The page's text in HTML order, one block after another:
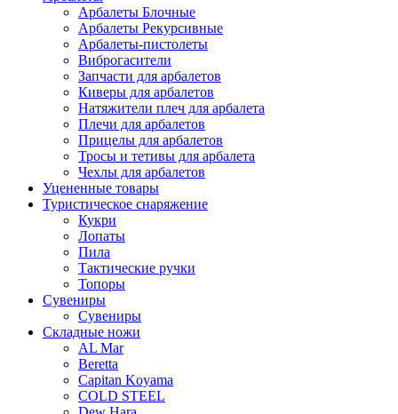
Арбалеты Блочные
Арбалеты Рекурсивные
Арбалеты-пистолеты
Виброгасители
Запчасти для арбалетов
Киверы для арбалетов
Натяжители плеч для арбалета
Плечи для арбалетов
Прицелы для арбалетов
Тросы и тетивы для арбалета
Чехлы для арбалетов
Уцененные товары
Туристическое снаряжение
Кукри
Лопаты
Пила
Тактические ручки
Топоры
Сувениры
Сувениры
Складные ножи
AL Mar
Beretta
Capitan Koyama
COLD STEEL